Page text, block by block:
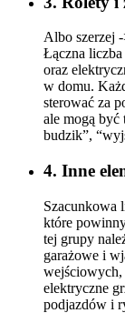
Albo szerzej
Łączna
oraz
w domu.
sterować za
ale mogą być
budzik”,
4. Inne
Szacunkowa
które
tej grupy
garażowe i
wejściowych,
elektryczne
podjazdów i